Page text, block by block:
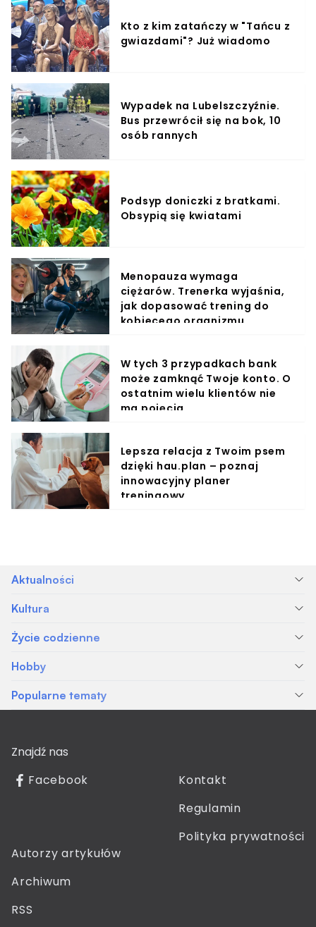
Kto z kim zatańczy w "Tańcu z
gwiazdami"? Już wiadomo
Wypadek na Lubelszczyźnie.
Bus przewrócił się na bok, 10
osób rannych
Podsyp doniczki z bratkami.
Obsypią się kwiatami
Menopauza wymaga
ciężarów. Trenerka wyjaśnia,
jak dopasować trening do
kobiecego organizmu
W tych 3 przypadkach bank
może zamknąć Twoje konto. O
ostatnim wielu klientów nie
ma pojęcia
Lepsza relacja z Twoim psem
dzięki hau.plan – poznaj
innowacyjny planer
treningowy
Aktualności
Kultura
Życie codzienne
Hobby
Popularne tematy
Znajdź nas
Facebook
Kontakt
Regulamin
Polityka prywatności
Autorzy artykułów
Archiwum
RSS